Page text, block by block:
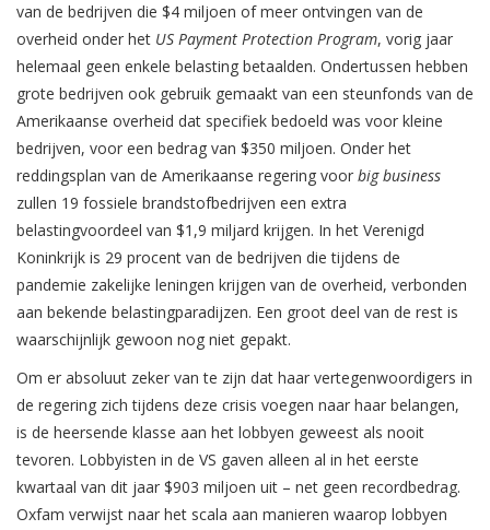
van de bedrijven die $4 miljoen of meer ontvingen van de
overheid onder het US Payment Protection Program, vorig jaar
helemaal geen enkele belasting betaalden. Ondertussen hebben
grote bedrijven ook gebruik gemaakt van een steunfonds van de
Amerikaanse overheid dat specifiek bedoeld was voor kleine
bedrijven, voor een bedrag van $350 miljoen. Onder het
reddingsplan van de Amerikaanse regering voor big business
zullen 19 fossiele brandstofbedrijven een extra
belastingvoordeel van $1,9 miljard krijgen. In het Verenigd
Koninkrijk is 29 procent van de bedrijven die tijdens de
pandemie zakelijke leningen krijgen van de overheid, verbonden
aan bekende belastingparadijzen. Een groot deel van de rest is
waarschijnlijk gewoon nog niet gepakt.
Om er absoluut zeker van te zijn dat haar vertegenwoordigers in
de regering zich tijdens deze crisis voegen naar haar belangen,
is de heersende klasse aan het lobbyen geweest als nooit
tevoren. Lobbyisten in de VS gaven alleen al in het eerste
kwartaal van dit jaar $903 miljoen uit – net geen recordbedrag.
Oxfam verwijst naar het scala aan manieren waarop lobbyen